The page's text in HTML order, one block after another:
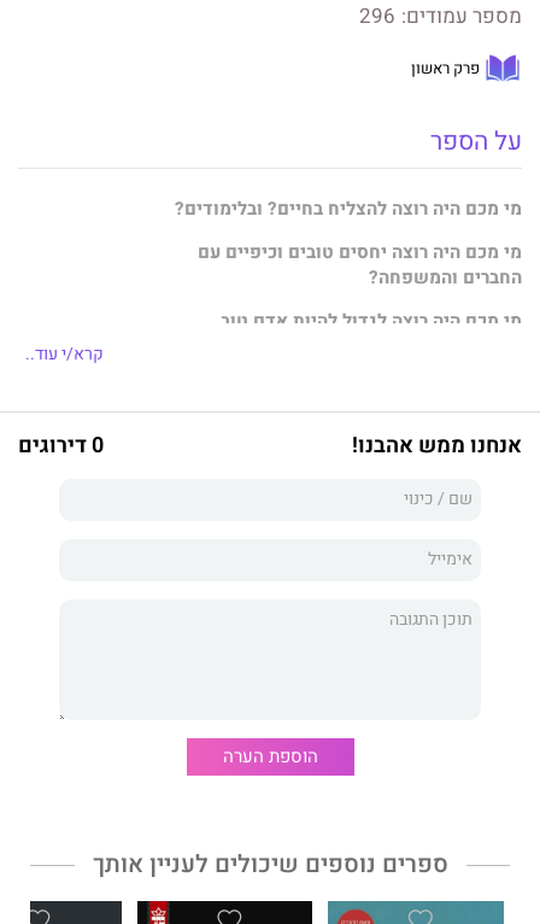
מספר עמודים: 296
פרק ראשון
על הספר
מי מכם היה רוצה להצליח בחיים? ובלימודים?
מי מכם היה רוצה יחסים טובים וכיפיים עם
החברים והמשפחה?
מי מכם היה רוצה לגדול להיות אדם טוב,
מאז ומתמיד אנשים רוצים להיות מאושרים ומצליחים, אבל לא כולם
באמת יהיו כאלה... לא משום שהם לא יכולים או לא מוכשרים, אלא
לא חייבים להיות כמו רוב האנשים.
הצלחה היא לא פוּקס, יש לה קודים ברורים, ואם תפעלו על פיהם, אין
ילמד אתכם שיטה מהירה,
פשוטה וקלה ליישום, הכוללת 10 קודים מותאמים במיוחד לילדים
ובני נוער, שבעזרתם תוכלו להנהיג את עצמכם, לגלות מה אתם רוצים
במאגר התוכניות החינוכיות של משרד החינוך ונלמדת בבתי ספר
קרא/י עוד..
אנחנו ממש אהבנו! 0 דירוגים
הוספת הערה
ספרים נוספים שיכולים לעניין אותך